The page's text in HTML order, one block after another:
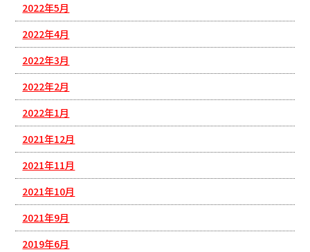
2022年5月
2022年4月
2022年3月
2022年2月
2022年1月
2021年12月
2021年11月
2021年10月
2021年9月
2019年6月